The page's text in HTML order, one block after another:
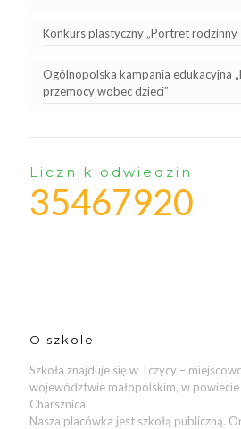
Konkurs plastyczny „Portret rodzinny
Ogólnopolska kampania edukacyjna
przemocy wobec dzieci”
Licznik odwiedzin
35467920
O szkole
Szkoła znajduje się w Tczycy –
województwie małopolskim, w
Charsznica.
Nasza placówka jest szkołą publiczną.